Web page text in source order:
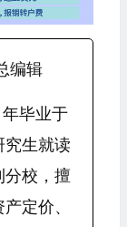
编辑
毕业于
究生就读
分校，擅
定价、